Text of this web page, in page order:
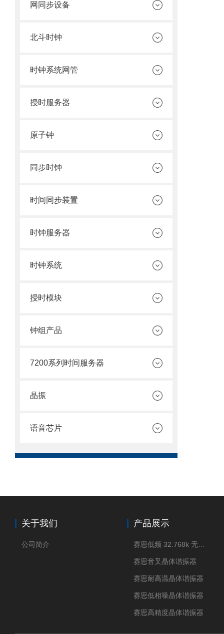
网同步设备
北斗时钟
时钟系统网管
授时服务器
原子钟
同步时钟
时间同步装置
时钟服务器
时钟系统
授时模块
钟组产品
7200系列时间服务器
晶振
语音芯片
关于我们
公司简介
产品展示
赛思音叉晶体谐振器
赛思耐高温晶体谐振器
赛思低相噪晶体谐振器
赛思高精度晶体谐振器